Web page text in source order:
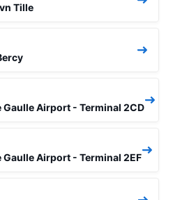
Tille
Gaulle Airport - Terminal 2CD
Gaulle Airport - Terminal 2EF